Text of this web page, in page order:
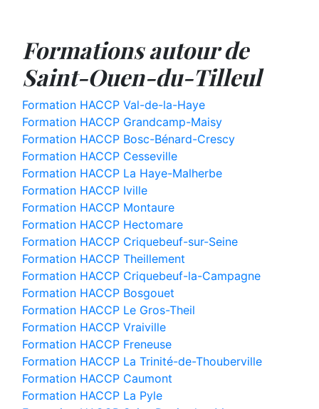
Formations autour de
Saint-Ouen-du-Tilleul
Formation HACCP Val-de-la-Haye
Formation HACCP Grandcamp-Maisy
Formation HACCP Bosc-Bénard-Crescy
Formation HACCP Cesseville
Formation HACCP La Haye-Malherbe
Formation HACCP Iville
Formation HACCP Montaure
Formation HACCP Hectomare
Formation HACCP Criquebeuf-sur-Seine
Formation HACCP Theillement
Formation HACCP Criquebeuf-la-Campagne
Formation HACCP Bosgouet
Formation HACCP Le Gros-Theil
Formation HACCP Vraiville
Formation HACCP Freneuse
Formation HACCP La Trinité-de-Thouberville
Formation HACCP Caumont
Formation HACCP La Pyle